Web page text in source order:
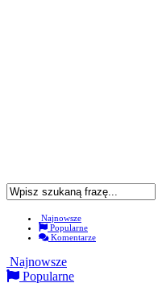
Najnowsze
Popularne
Komentarze
Najnowsze
Popularne